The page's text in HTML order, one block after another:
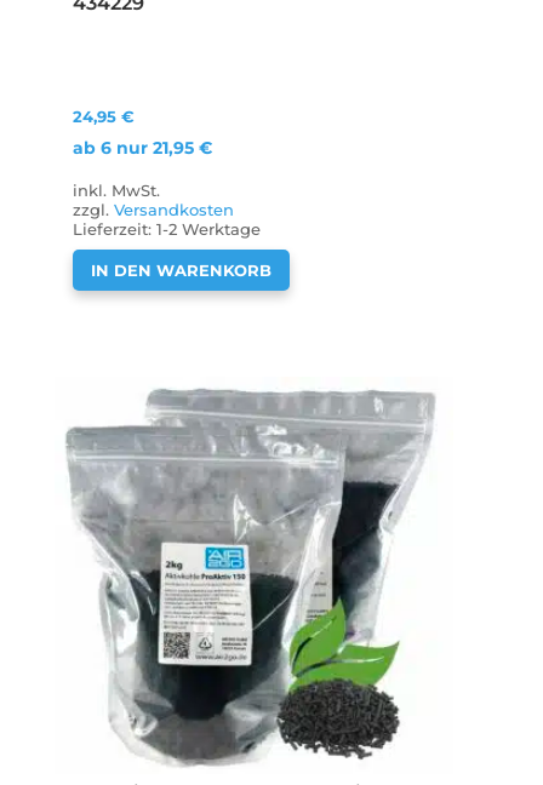
24,95 €
ab 6 nur 21,95 €
inkl. MwSt.
zzgl. Versandkosten
Lieferzeit: 1-2 Werktage
IN DEN WARENKORB